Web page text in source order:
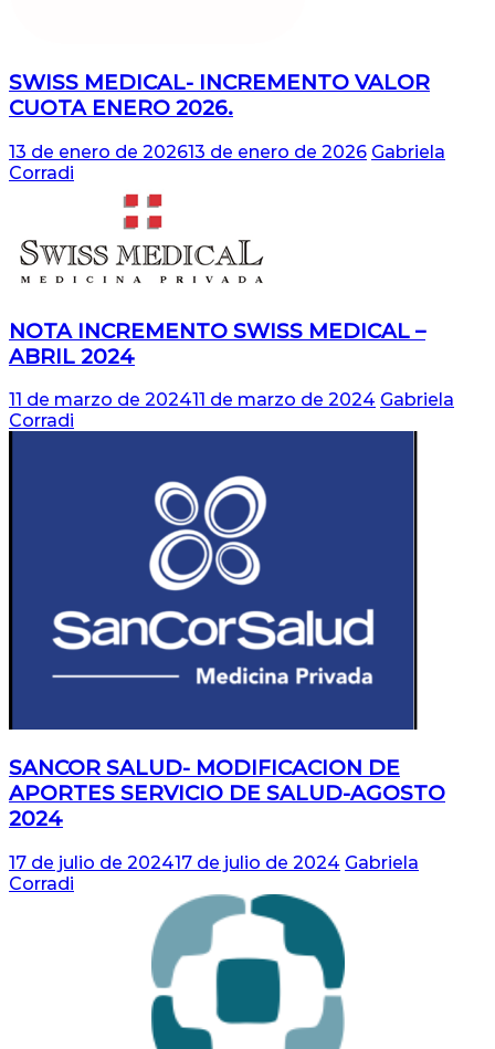
SWISS MEDICAL- INCREMENTO VALOR
CUOTA ENERO 2026.
13 de enero de 202613 de enero de 2026 Gabriela
Corradi
NOTA INCREMENTO SWISS MEDICAL –
ABRIL 2024
11 de marzo de 202411 de marzo de 2024 Gabriela
Corradi
SANCOR SALUD- MODIFICACION DE
APORTES SERVICIO DE SALUD-AGOSTO
2024
17 de julio de 202417 de julio de 2024 Gabriela
Corradi